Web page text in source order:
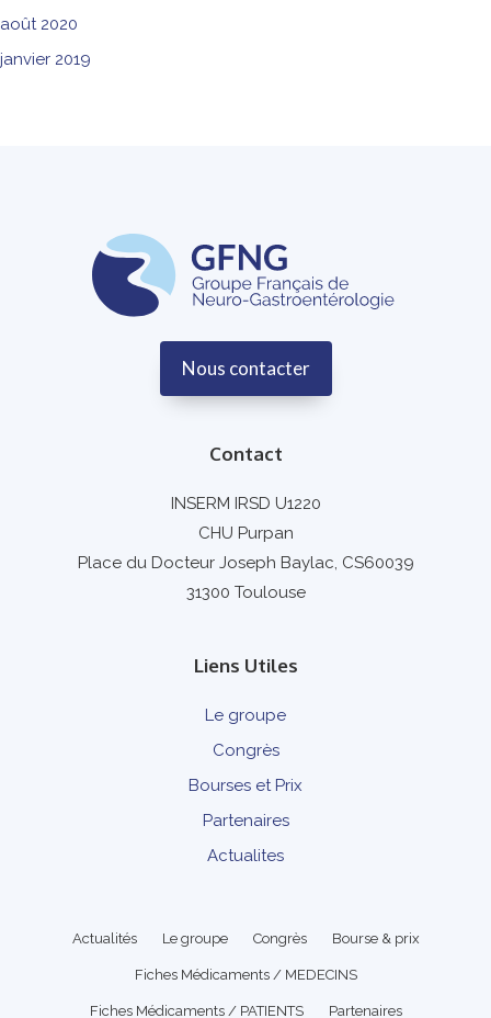
août 2020
janvier 2019
Nous contacter
Contact
INSERM IRSD U1220
CHU Purpan
Place du Docteur Joseph Baylac, CS60039
31300 Toulouse
Liens Utiles
Le groupe
Congrès
Bourses et Prix
Partenaires
Actualites
Actualités Le groupe Congrès Bourse & prix
Fiches Médicaments / MEDECINS
Fiches Médicaments / PATIENTS Partenaires